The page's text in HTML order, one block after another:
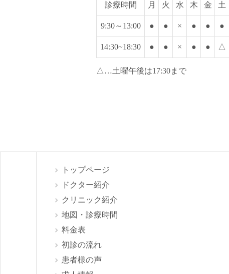
診療時間 月 火 水 木 金 土
9:30～13:00 ● ● × ● ● ●
14:30~18:30 ● ● × ● ● △
△…土曜午後は17:30まで
トップページ
ドクター紹介
クリニック紹介
地図・診療時間
料金表
初診の流れ
患者様の声